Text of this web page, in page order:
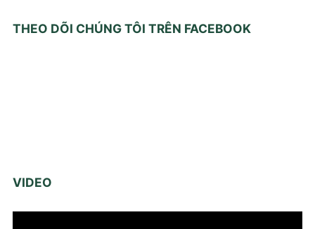
THEO DÕI CHÚNG TÔI TRÊN FACEBOOK
VIDEO